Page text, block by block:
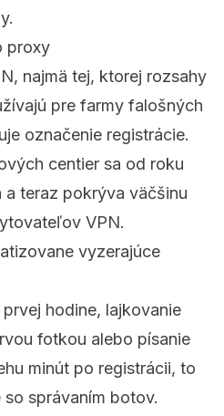
proxy
najmä tej, ktorej rozsahy
pre farmy falošných
označenie registrácie.
centier sa od roku
teraz pokrýva väčšinu
VPN.
vyzerajúce
hodine, lajkovanie
fotkou alebo písanie
minút po registrácii, to
správaním botov.